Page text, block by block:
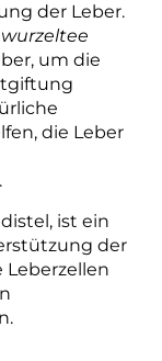
der Leber.
um die
die Leber
ist ein
der
Leberzellen